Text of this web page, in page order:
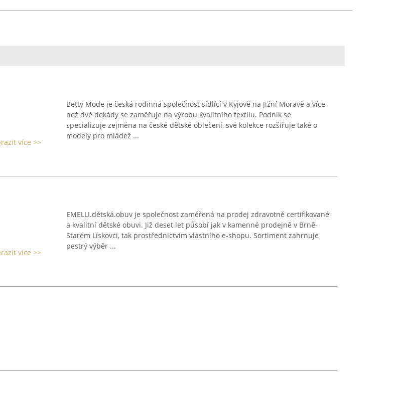
více >>
Betty Mode je česká rodinná společnost sídlící v Kyjově na Jižní Moravě a více
než dvě dekády se zaměřuje na výrobu kvalitního textilu. Podnik se
specializuje zejména na české dětské oblečení, své kolekce rozšiřuje také o
modely pro mládež ...
více >>
EMELLI.dětská.obuv je společnost zaměřená na prodej zdravotně certifikované
a kvalitní dětské obuvi. Již deset let působí jak v kamenné prodejně v Brně-
Starém Lískovci, tak prostřednictvím vlastního e-shopu. Sortiment zahrnuje
pestrý výběr ...